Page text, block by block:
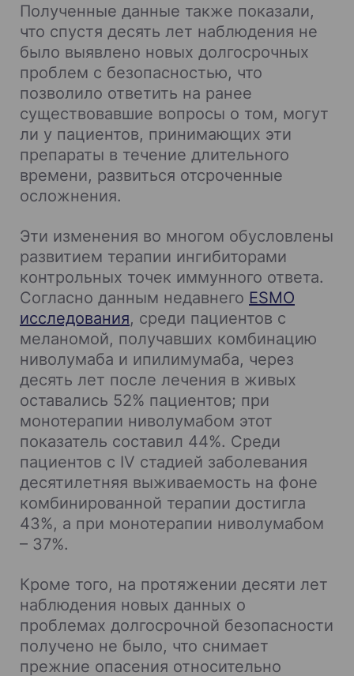
Полученные данные также показали,
что спустя десять лет наблюдения не
было выявлено новых долгосрочных
проблем с безопасностью, что
позволило ответить на ранее
существовавшие вопросы о том, могут
ли у пациентов, принимающих эти
препараты в течение длительного
времени, развиться отсроченные
осложнения.
Эти изменения во многом обусловлены
развитием терапии ингибиторами
контрольных точек иммунного ответа.
Согласно данным недавнего ESMO
исследования, среди пациентов с
меланомой, получавших комбинацию
ниволумаба и ипилимумаба, через
десять лет после лечения в живых
оставались 52% пациентов; при
монотерапии ниволумабом этот
показатель составил 44%. Среди
пациентов с IV стадией заболевания
десятилетняя выживаемость на фоне
комбинированной терапии достигла
43%, а при монотерапии ниволумабом
– 37%.
Кроме того, на протяжении десяти лет
наблюдения новых данных о
проблемах долгосрочной безопасности
получено не было, что снимает
прежние опасения относительно